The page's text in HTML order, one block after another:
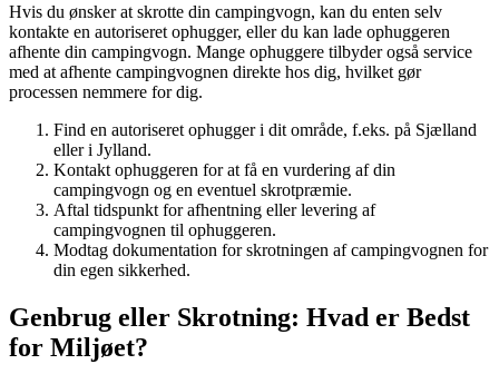
Hvis du ønsker at skrotte din campingvogn, kan du enten selv
kontakte en autoriseret ophugger, eller du kan lade ophuggeren
afhente din campingvogn. Mange ophuggere tilbyder også service
med at afhente campingvognen direkte hos dig, hvilket gør
processen nemmere for dig.
Find en autoriseret ophugger i dit område, f.eks. på Sjælland
eller i Jylland.
Kontakt ophuggeren for at få en vurdering af din
campingvogn og en eventuel skrotpræmie.
Aftal tidspunkt for afhentning eller levering af
campingvognen til ophuggeren.
Modtag dokumentation for skrotningen af campingvognen for
din egen sikkerhed.
Genbrug eller Skrotning: Hvad er Bedst
for Miljøet?